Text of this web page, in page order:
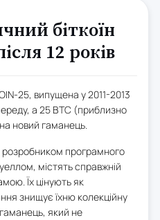
біткоїн
12 років
25, випущена у 2011-2013
а 25 BTC (приблизно
новий гаманець.
програмного
містять справжній
Їх цінують як
знищує їхню колекційну
який не